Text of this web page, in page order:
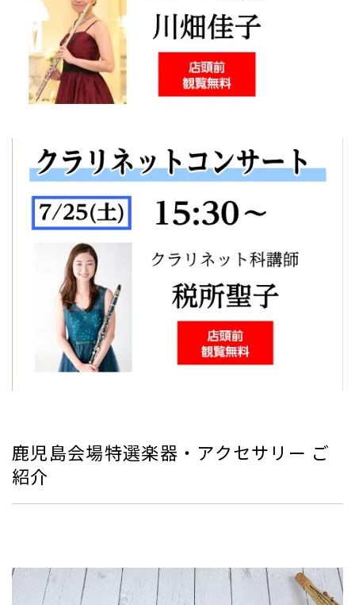
鹿児島会場特選楽器・アクセサリー ご
紹介